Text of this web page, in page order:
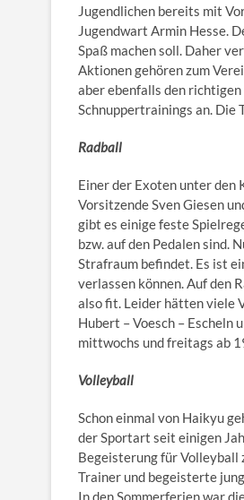
Jugendlichen bereits mit
Jugendwart Armin Hesse.
Spaß machen soll. Daher
Aktionen gehören zum
aber ebenfalls den
Schnuppertrainings an. Die
Radball
Einer der Exoten unter den
Vorsitzende Sven Giesen
gibt es einige feste
bzw. auf den Pedalen sind.
Strafraum befindet. Es ist
verlassen können. Auf den
also fit. Leider hätten viele
Hubert – Voesch – Escheln
mittwochs und freitags ab
Volleyball
Schon einmal von Haikyu
der Sportart seit einigen
Begeisterung für
Trainer und begeisterte
In den Sommerferien war